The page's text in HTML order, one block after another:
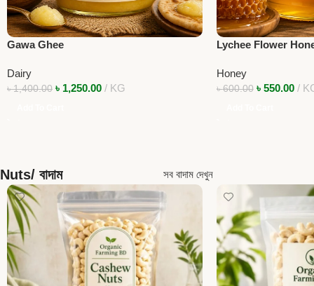
Gawa Ghee
Dairy
৳1,400.00 ৳ 1,250.00 KG
Lychee Flower
Honey
৳600.00 ৳ 550.00
Nuts/ বাদাম সব বাদাম দেখুন